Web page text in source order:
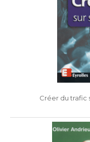
Créer du trafic